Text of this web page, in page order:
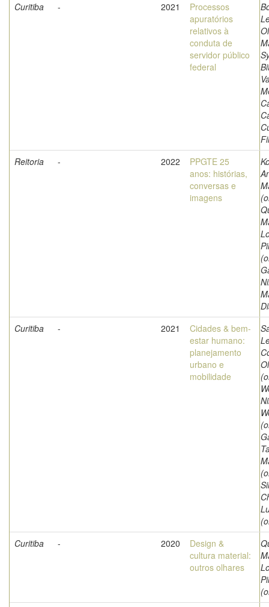
Curitiba
- 2021
Processos
apuratórios
relativos à
conduta de
servidor público
federal
Reitoria
- 2022
PPGTE 25
anos: histórias,
conversas e
imagens
Curitiba
- 2021
Cidades & bem-
estar humano:
planejamento
urbano e
mobilidade
Curitiba
- 2020
Design &
cultura material:
outros olhares